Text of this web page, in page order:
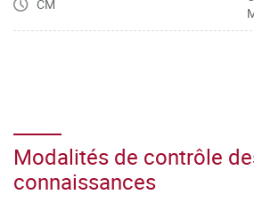
CM
Modalités de contrôle
connaissances